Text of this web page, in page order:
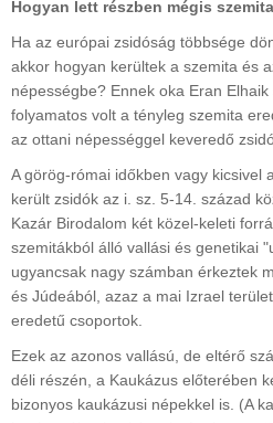
Hogyan lett részben mégis
Ha az európai zsidóság többsége
akkor hogyan kerültek a szemita és
népességbe? Ennek oka Eran
folyamatos volt a tényleg szemita
az ottani népességgel keveredő
A görög-római időkben vagy kicsivel
került zsidók az i. sz. 5-14. század
Kazár Birodalom két közel-keleti
szemitákból álló vallási és genetikai
ugyancsak nagy számban érkeztek
és Júdeából, azaz a mai Izrael
eredetű csoportok.
Ezek az azonos vallású, de eltérő
déli részén, a Kaukázus előterében
bizonyos kaukázusi népekkel is. (A